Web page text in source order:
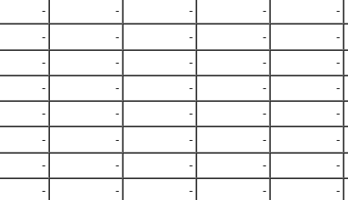
- - - -
-
- - - -
-
- - - -
-
- - - -
-
- - - -
-
- - - -
-
- - - -
-
- - - -
-